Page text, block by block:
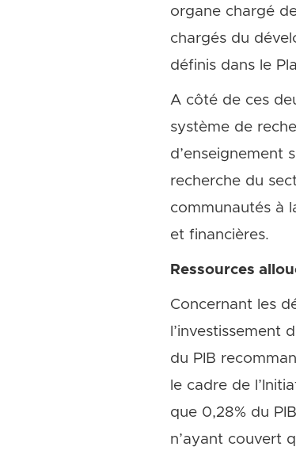
organe chargé
chargés du
définis dans le
A côté de ces
système de
d’enseignement
recherche du
communautés à
et financières.
Ressources
Concernant les
l’investissement
du PIB
le cadre de
que 0,28% du
n’ayant couvert